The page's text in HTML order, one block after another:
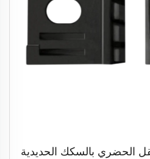
الحضري بالسكك الحديدية